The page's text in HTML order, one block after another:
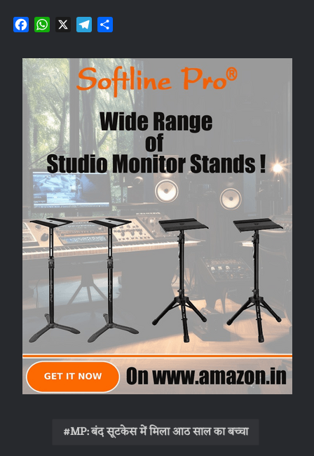
F
c
e
b
o
o
k
W
a
t
s
A
p
p
X T
l
e
g
r
a
m
a
r
e
MP: बंद सूटकेस में मिला आठ साल का बच्चा